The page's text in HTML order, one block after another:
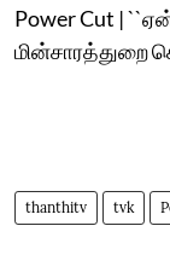
Power Cut |
மின்சாரத்துறை
thanthitv tvk